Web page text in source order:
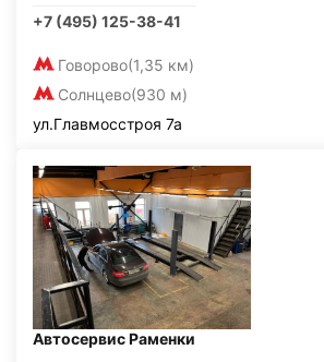
+7 (495) 125-38-41
Говорово(1,35 км)
Солнцево(930 м)
ул.Главмосстроя 7а
Автосервис Раменки